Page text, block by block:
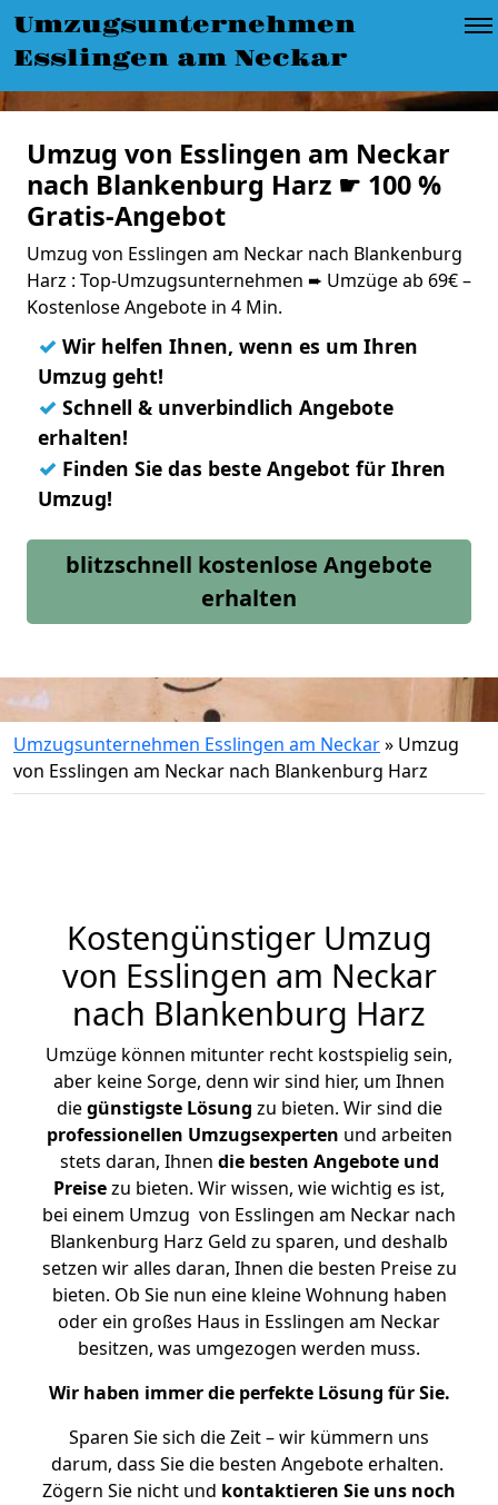
Umzugsunternehmen
Esslingen am Neckar
Umzug von Esslingen am Neckar
nach Blankenburg Harz ☛ 100 %
Gratis-Angebot
Umzug von Esslingen am Neckar nach Blankenburg
Harz : Top-Umzugsunternehmen ➨ Umzüge ab 69€ –
Kostenlose Angebote in 4 Min.
✓ Wir helfen Ihnen, wenn es um Ihren
Umzug geht!
✓ Schnell & unverbindlich Angebote
erhalten!
✓ Finden Sie das beste Angebot für Ihren
Umzug!
blitzschnell kostenlose Angebote
erhalten
Umzugsunternehmen Esslingen am Neckar» Umzug
von Esslingen am Neckar nach Blankenburg Harz
Kostengünstiger Umzug
von Esslingen am Neckar
nach Blankenburg Harz
Umzüge können mitunter recht kostspielig sein,
aber keine Sorge, denn wir sind hier, um Ihnen
diegünstigste Lösung zu bieten. Wir sind die
professionellen Umzugsexperten und arbeiten
stets daran, Ihnen die besten Angebote und
Preisezu bieten. Wir wissen, wie wichtig es ist,
bei einem Umzug von Esslingen am Neckar nach
Blankenburg Harz Geld zu sparen, und deshalb
setzen wir alles daran, Ihnen die besten Preise zu
bieten. Ob Sie nun eine kleine Wohnung haben
oder ein großes Haus in Esslingen am Neckar
besitzen, was umgezogen werden muss.
Wir haben immer die perfekte Lösung für Sie.
Sparen Sie sich die Zeit – wir kümmern uns
darum, dass Sie die besten Angebote erhalten.
Zögern Sie nicht und kontaktieren Sie uns noch